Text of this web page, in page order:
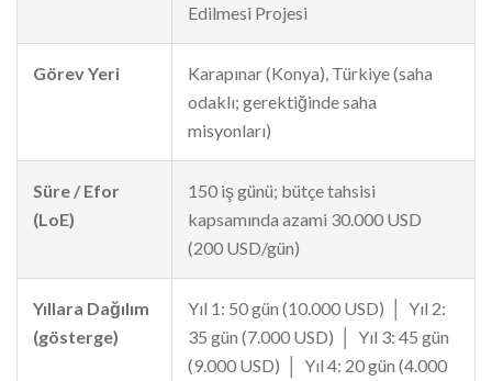
Edilmesi Projesi
Görev Yeri
Karapınar (Konya), Türkiye (saha
odaklı; gerektiğinde saha
misyonları)
Süre / Efor
(LoE)
150 iş günü; bütçe tahsisi
kapsamında azami 30.000 USD
(200 USD/gün)
Yıllara Dağılım
(gösterge)
Yıl 1: 50 gün (10.000 USD) │ Yıl 2:
35 gün (7.000 USD) │ Yıl 3: 45 gün
(9.000 USD) │ Yıl 4: 20 gün (4.000